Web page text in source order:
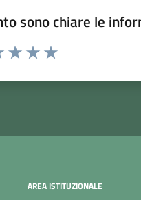
sono chiare le
AREA ISTITUZIONALE